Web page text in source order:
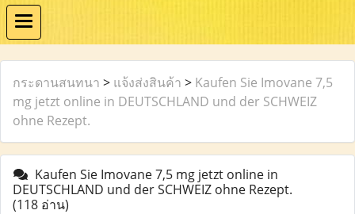
กระดานสนทนา > แจ้งส่งสินค้า > Kaufen Sie Imovane 7,5
mg jetzt online in DEUTSCHLAND und der SCHWEIZ
ohne Rezept.
Kaufen Sie Imovane 7,5 mg jetzt online in
DEUTSCHLAND und der SCHWEIZ ohne Rezept.
(118 อ่าน)